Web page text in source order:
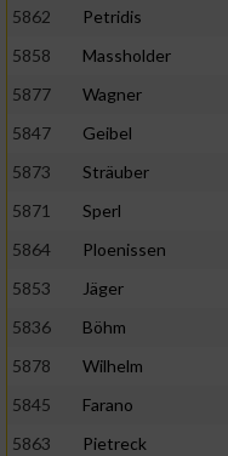
5862
Petridis
5858
Massholder
5877
Wagner
5847
Geibel
5873
Sträuber
5871
Sperl
5864
Ploenissen
5853
Jäger
5836
Böhm
5878
Wilhelm
5845
Farano
5863
Pietreck